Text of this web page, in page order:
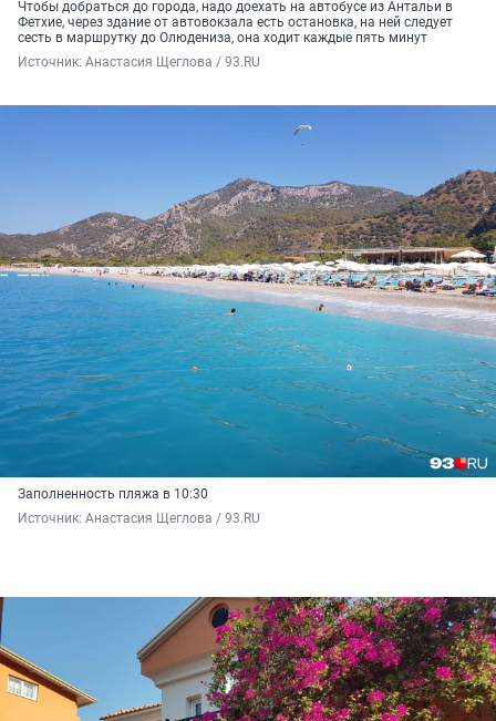
Чтобы добраться до города, надо доехать на автобусе из Антальи в
Фетхие, через здание от автовокзала есть остановка, на ней следует
сесть в маршрутку до Олюдениза, она ходит каждые пять минут
Источник: Анастасия Щеглова / 93.RU
Заполненность пляжа в 10:30
Источник: Анастасия Щеглова / 93.RU